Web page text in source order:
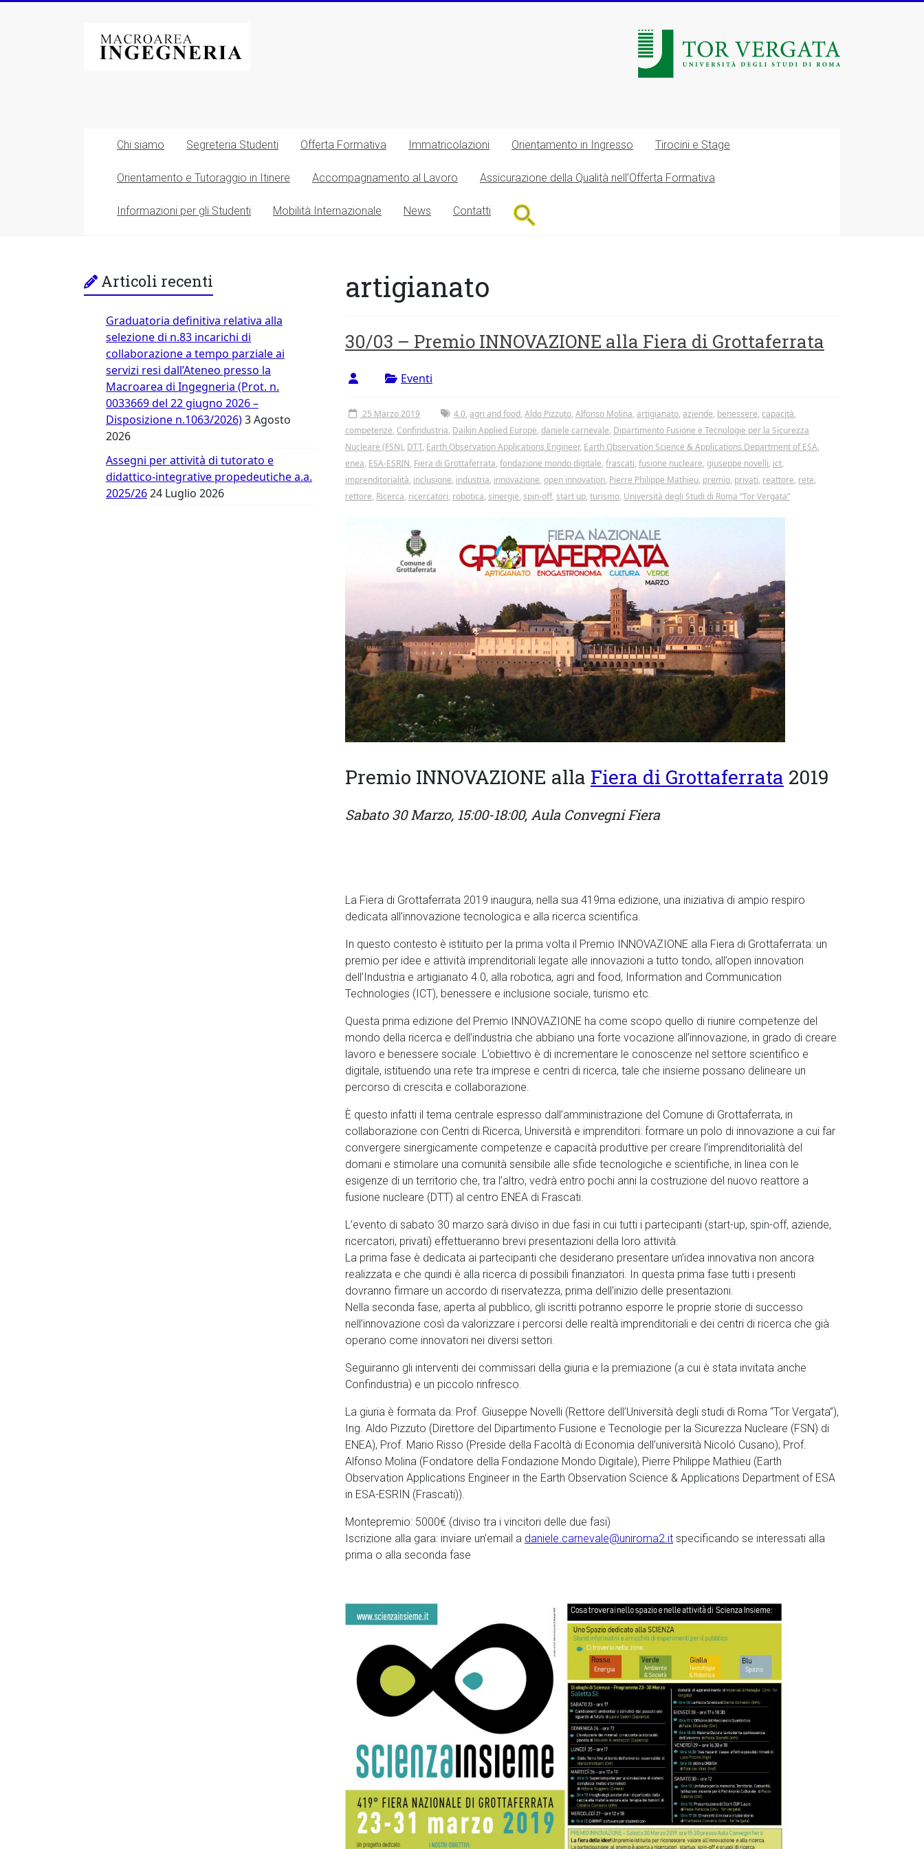
Macroarea
di
Università
degli
Studi
Tor
Vergata
Chi siamo Segreteria Studenti Offerta Formativa Immatricolazioni Orientamento in Ingresso Tirocini e Stage
Orientamento e Tutoraggio in Itinere Accompagnamento al Lavoro Assicurazione della Qualità nell’Offerta Formativa
Informazioni per gli Studenti Mobilità Internazionale News Contatti
artigianato
30/03 – Premio INNOVAZIONE alla Fiera di Grottaferrata
Eventi
25 Marzo 2019 4.0, agri and food, Aldo Pizzuto, Alfonso Molina, artigianato, aziende, benessere, capacità,
competenze, Confindustria, Daikin Applied Europe, daniele carnevale, Dipartimento Fusione e Tecnologie per la Sicurezza
Nucleare (FSN), DTT, Earth Observation Applications Engineer, Earth Observation Science & Applications Department of ESA,
enea, ESA-ESRIN, Fiera di Grottaferrata, fondazione mondo digitale, frascati, fusione nucleare, giuseppe novelli, ict,
imprenditorialità, inclusione, industria, innovazione, open innovation, Pierre Philippe Mathieu, premio, privati, reattore, rete,
rettore, Ricerca, ricercatori, robotica, sinergie, spin-off, start up, turismo, Università degli Studi di Roma “Tor Vergata”
Premio INNOVAZIONE alla Fiera di Grottaferrata 2019
Sabato 30 Marzo, 15:00-18:00, Aula Convegni Fiera
La Fiera di Grottaferrata 2019 inaugura, nella sua 419ma edizione, una iniziativa di ampio respiro
dedicata all’innovazione tecnologica e alla ricerca scientifica.
In questo contesto è istituito per la prima volta il Premio INNOVAZIONE alla Fiera di Grottaferrata: un
premio per idee e attività imprenditoriali legate alle innovazioni a tutto tondo, all’open innovation
dell’Industria e artigianato 4.0, alla robotica, agri and food, Information and Communication
Technologies (ICT), benessere e inclusione sociale, turismo etc.
Questa prima edizione del Premio INNOVAZIONE ha come scopo quello di riunire competenze del
mondo della ricerca e dell’industria che abbiano una forte vocazione all’innovazione, in grado di creare
lavoro e benessere sociale. L’obiettivo è di incrementare le conoscenze nel settore scientifico e
digitale, istituendo una rete tra imprese e centri di ricerca, tale che insieme possano delineare un
percorso di crescita e collaborazione.
È questo infatti il tema centrale espresso dall’amministrazione del Comune di Grottaferrata, in
collaborazione con Centri di Ricerca, Università e imprenditori: formare un polo di innovazione a cui far
convergere sinergicamente competenze e capacità produttive per creare l’imprenditorialità del
domani e stimolare una comunità sensibile alle sfide tecnologiche e scientifiche, in linea con le
esigenze di un territorio che, tra l’altro, vedrà entro pochi anni la costruzione del nuovo reattore a
fusione nucleare (DTT) al centro ENEA di Frascati.
L’evento di sabato 30 marzo sarà diviso in due fasi in cui tutti i partecipanti (start-up, spin-off, aziende,
ricercatori, privati) effettueranno brevi presentazioni della loro attività.
La prima fase è dedicata ai partecipanti che desiderano presentare un’idea innovativa non ancora
realizzata e che quindi è alla ricerca di possibili finanziatori. In questa prima fase tutti i presenti
dovranno firmare un accordo di riservatezza, prima dell’inizio delle presentazioni.
Nella seconda fase, aperta al pubblico, gli iscritti potranno esporre le proprie storie di successo
nell’innovazione così da valorizzare i percorsi delle realtà imprenditoriali e dei centri di ricerca che già
operano come innovatori nei diversi settori.
Seguiranno gli interventi dei commissari della giuria e la premiazione (a cui è stata invitata anche
Confindustria) e un piccolo rinfresco.
La giuria è formata da: Prof. Giuseppe Novelli (Rettore dell’Università degli studi di Roma “Tor Vergata”),
Ing. Aldo Pizzuto (Direttore del Dipartimento Fusione e Tecnologie per la Sicurezza Nucleare (FSN) di
ENEA), Prof. Mario Risso (Preside della Facoltà di Economia dell’università Nicoló Cusano), Prof.
Alfonso Molina (Fondatore della Fondazione Mondo Digitale), Pierre Philippe Mathieu (Earth
Observation Applications Engineer in the Earth Observation Science & Applications Department of ESA
in ESA-ESRIN (Frascati)).
Montepremio: 5000€ (diviso tra i vincitori delle due fasi)
Iscrizione alla gara: inviare un’email a daniele.carnevale@uniroma2.it specificando se interessati alla
prima o alla seconda fase
Articoli recenti
Graduatoria definitiva relativa alla
selezione di n.83 incarichi di
collaborazione a tempo parziale ai
servizi resi dall’Ateneo presso la
Macroarea di Ingegneria (Prot. n.
0033669 del 22 giugno 2026 –
Disposizione n.1063/2026)3 Agosto
2026
Assegni per attività di tutorato e
didattico-integrative propedeutiche a.a.
2025/2624 Luglio 2026